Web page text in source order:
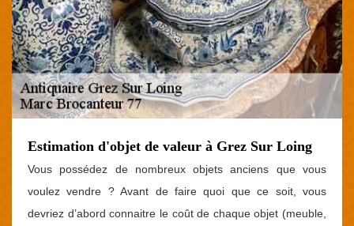
Estimation d'objet de valeur à Grez Sur Loing
Vous possédez de nombreux objets anciens que vous
voulez vendre ? Avant de faire quoi que ce soit, vous
devriez d’abord connaitre le coût de chaque objet (meuble,